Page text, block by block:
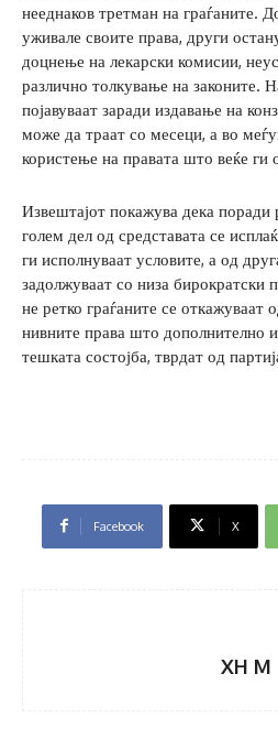
нееднаков третман на граѓаните.
уживале своите права, други
доцнење на лекарски комисии,
различно толкување на законите.
појавуваат заради издавање на
може да траат со месеци, а во
користење на правата што веќе ги
Извештајот покажува дека
голем дел од средставата се
ги исполнуваат условите, а од
задолжуваат со низа
не ретко граѓаните се откажуваат
нивните права што дополнително
тешката состојба, тврдат од
Facebook X
XH M